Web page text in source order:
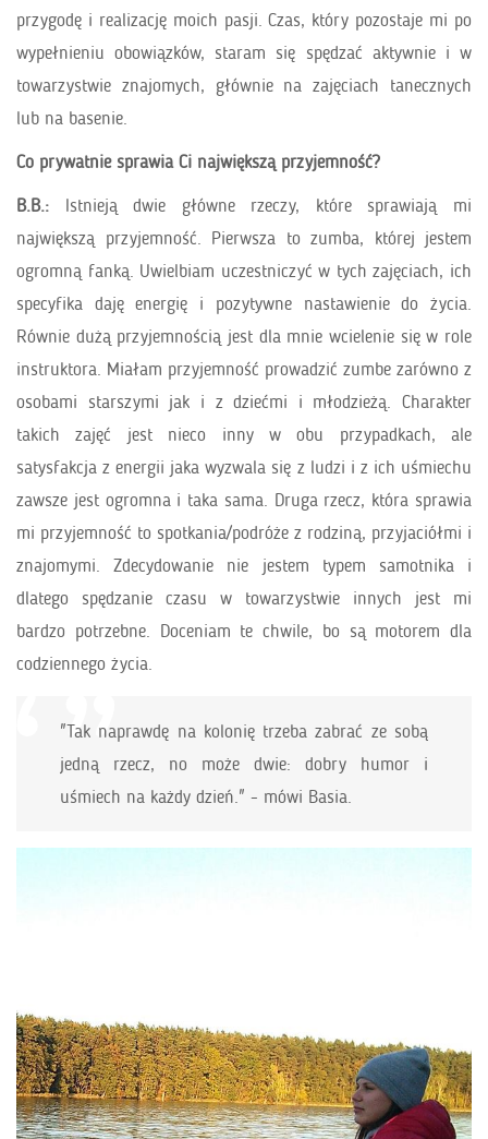
przygodę i realizację moich pasji. Czas, który pozostaje mi po
wypełnieniu obowiązków, staram się spędzać aktywnie i w
towarzystwie znajomych, głównie na zajęciach tanecznych
lub na basenie.
Co prywatnie sprawia Ci największą przyjemność?
B.B.: Istnieją dwie główne rzeczy, które sprawiają mi
największą przyjemność. Pierwsza to zumba, której jestem
ogromną fanką. Uwielbiam uczestniczyć w tych zajęciach, ich
specyfika daję energię i pozytywne nastawienie do życia.
Równie dużą przyjemnością jest dla mnie wcielenie się w role
instruktora. Miałam przyjemność prowadzić zumbe zarówno z
osobami starszymi jak i z dziećmi i młodzieżą. Charakter
takich zajęć jest nieco inny w obu przypadkach, ale
satysfakcja z energii jaka wyzwala się z ludzi i z ich uśmiechu
zawsze jest ogromna i taka sama. Druga rzecz, która sprawia
mi przyjemność to spotkania/podróże z rodziną, przyjaciółmi i
znajomymi. Zdecydowanie nie jestem typem samotnika i
dlatego spędzanie czasu w towarzystwie innych jest mi
bardzo potrzebne. Doceniam te chwile, bo są motorem dla
codziennego życia.
"Tak naprawdę na kolonię trzeba zabrać ze sobą
jedną rzecz, no może dwie: dobry humor i
uśmiech na każdy dzień." - mówi Basia.